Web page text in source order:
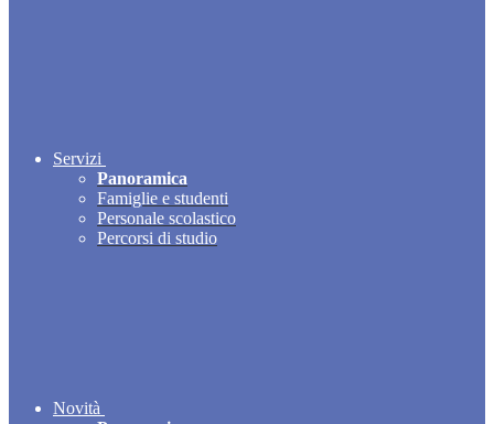
Servizi
Panoramica
Famiglie e studenti
Personale scolastico
Percorsi di studio
Novità